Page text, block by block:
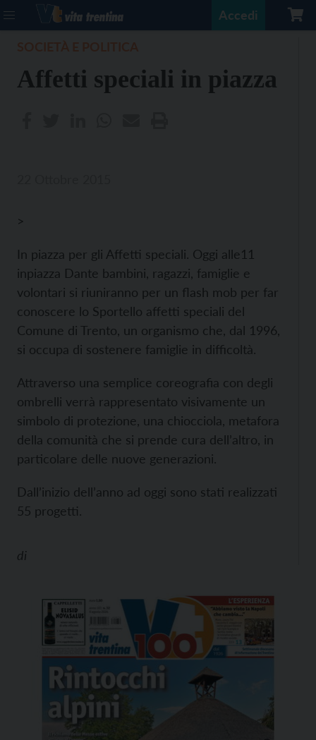
Accedi
Affetti speciali in piazza
>
In piazza per gli Affetti speciali. Oggi alle11
inpiazza Dante bambini, ragazzi, famiglie e
volontari si riuniranno per un flash mob per far
conoscere lo Sportello affetti speciali del
Comune di Trento, un organismo che, dal 1996,
si occupa di sostenere famiglie in difficoltà.
Attraverso una semplice coreografia con degli
ombrelli verrà rappresentato visivamente un
simbolo di protezione, una chiocciola, metafora
della comunità che si prende cura dell’altro, in
particolare delle nuove generazioni.
Dall’inizio dell’anno ad oggi sono stati realizzati
55 progetti.
di